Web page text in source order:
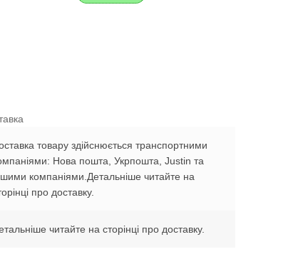
товару здійснюється транспортними
Нова пошта, Укрпошта, Justin та
компаніями.Детальніше читайте на
про доставку.
читайте на сторінці про доставку.